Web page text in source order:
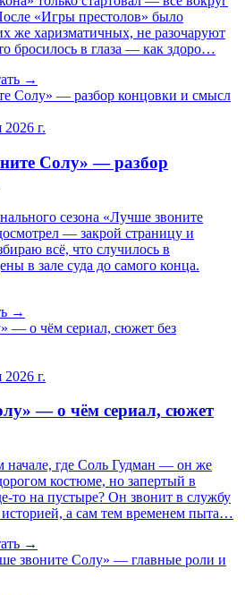
«Игры престолов» было
же харизматичных, не разочаруют
бросилось в глаза — как здоро…
→
2026 г.
Солу» — разбор
сезона «Лучше звоните
— закрой страницу и
всё, что случилось в
в зале суда до самого конца.
→
2026 г.
— о чём сериал, сюжет
начале, где Соль Гудман — он же
костюме, но запертый в
то на пустыре? Он звонит в службу
а сам тем временем пыта…
→